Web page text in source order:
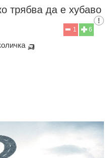
трябва да е хубаво
6
1
🛺